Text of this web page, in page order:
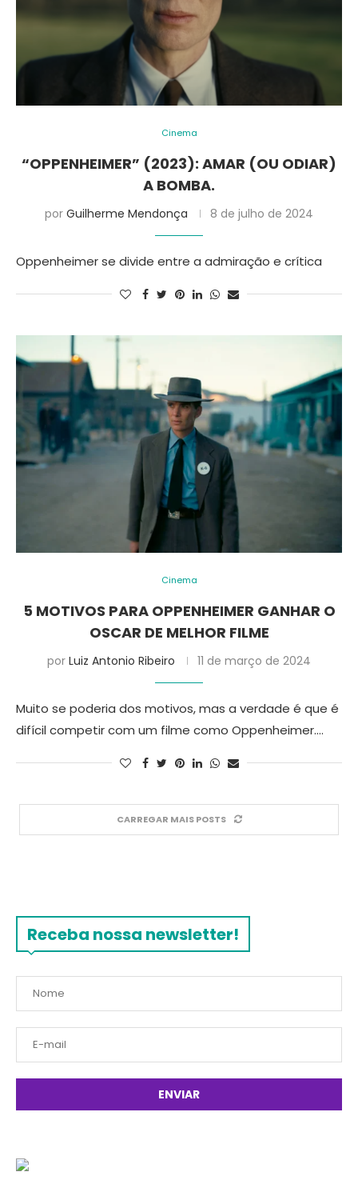
Cinema
“OPPENHEIMER” (2023): AMAR (OU ODIAR)
A BOMBA.
por Guilherme Mendonça 8 de julho de 2024
Oppenheimer se divide entre a admiração e crítica
Cinema
5 MOTIVOS PARA OPPENHEIMER GANHAR O
OSCAR DE MELHOR FILME
por Luiz Antonio Ribeiro 11 de março de 2024
Muito se poderia dos motivos, mas a verdade é que é
difícil competir com um filme como Oppenheimer.…
CARREGAR MAIS POSTS
Receba nossa newsletter!